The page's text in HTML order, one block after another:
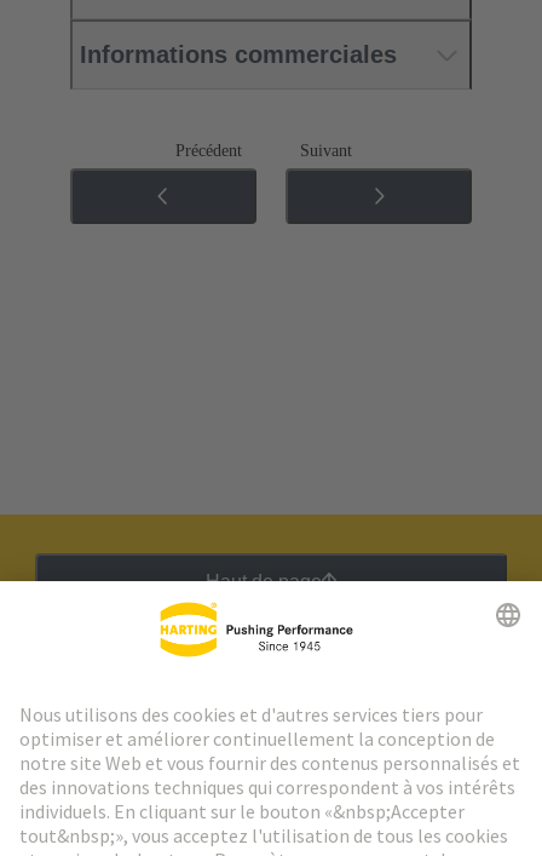
Informations commerciales
Précédent Suivant
Haut de page
Aller à l'inscription